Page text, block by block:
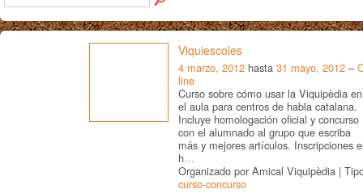
Viquiescoles
4 marzo, 2012 hasta 31 mayo, 2012 –
line
Curso sobre cómo usar la Viquipèdia en
el aula para centros de habla catalana.
Incluye homologación oficial y concurso
con el alumnado al grupo que escriba
más y mejores artículos. Inscripciones
h…
Organizado por Amical Viquipèdia |
curso-concurso